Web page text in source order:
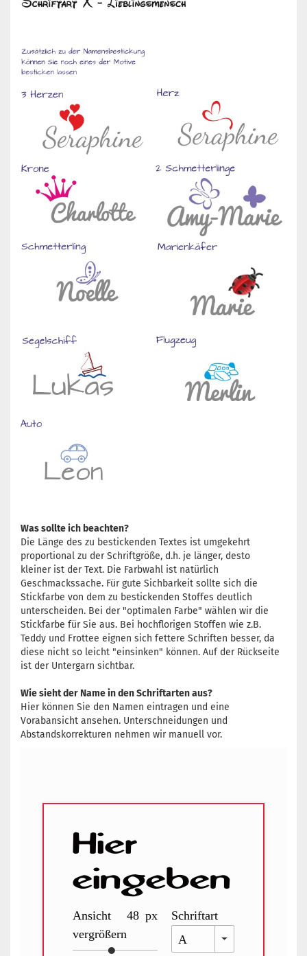
Was sollte ich beachten?
Die Länge des zu bestickenden Textes ist umgekehrt
proportional zu der Schriftgröße, d.h. je länger, desto
kleiner ist der Text. Die Farbwahl ist natürlich
Geschmackssache. Für gute Sichbarkeit sollte sich die
Stickfarbe von dem zu bestickenden Stoffes deutlich
unterscheiden. Bei der "optimalen Farbe" wählen wir die
Stickfarbe für Sie aus. Bei hochflorigen Stoffen wie z.B.
Teddy und Frottee eignen sich fettere Schriften besser, da
diese nicht so leicht "einsinken" können. Auf der Rückseite
ist der Untergarn sichtbar.
Wie sieht der Name in den Schriftarten aus?
Hier können Sie den Namen eintragen und eine
Vorabansicht ansehen. Unterschneidungen und
Abstandskorrekturen nehmen wir manuell vor.